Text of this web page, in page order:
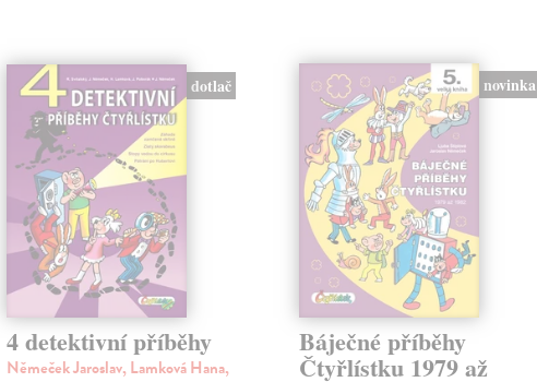
dotlač
4 detektivní příběhy
Němeček Jaroslav, Lamková Hana,
novinka
Báječné příběhy
Čtyřlístku 1979 až